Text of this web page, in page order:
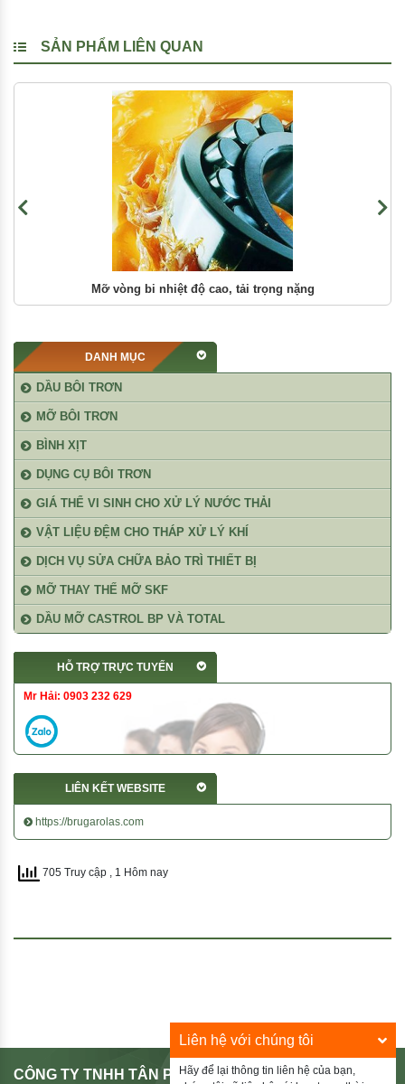
SẢN PHẨM LIÊN QUAN
Mỡ lắp ráp chống kẹt
DANH MỤC
DẦU BÔI TRƠN
MỠ BÔI TRƠN
BÌNH XỊT
DỤNG CỤ BÔI TRƠN
GIÁ THỂ VI SINH CHO XỬ LÝ NƯỚC THẢI
VẬT LIỆU ĐỆM CHO THÁP XỬ LÝ KHÍ
DỊCH VỤ SỬA CHỮA BẢO TRÌ THIẾT BỊ
MỠ THAY THẾ MỠ SKF
DẦU MỠ CASTROL BP VÀ TOTAL
HỖ TRỢ TRỰC TUYẾN
Mr Hải: 0903 232 629
LIÊN KẾT WEBSITE
https://brugarolas.com
705 Truy cập , 1 Hôm nay
CÔNG TY TNHH TÂN PHÚ HIẾU
Liên hệ với chúng tôi
Hãy để lại thông tin liên hệ của bạn,